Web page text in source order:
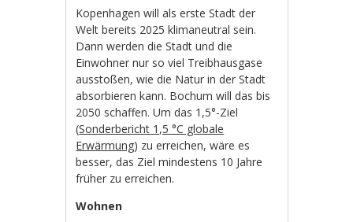
Kopenhagen will als erste Stadt der
Welt bereits 2025 klimaneutral sein.
Dann werden die Stadt und die
Einwohner nur so viel Treibhausgase
ausstoßen, wie die Natur in der Stadt
absorbieren kann. Bochum will das bis
2050 schaffen. Um das 1,5°-Ziel
(Sonderbericht 1,5 °C globale
Erwärmung) zu erreichen, wäre es
besser, das Ziel mindestens 10 Jahre
früher zu erreichen.
Wohnen